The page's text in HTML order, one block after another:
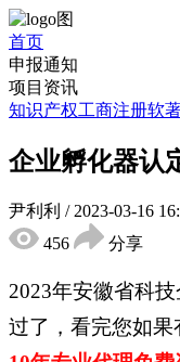
首页
申报通知
项目资讯
知识产权工商注册软
企业孵化器认
尹利利 / 2023-03-16
456
分享
2023年安徽省科
过了，看完您如